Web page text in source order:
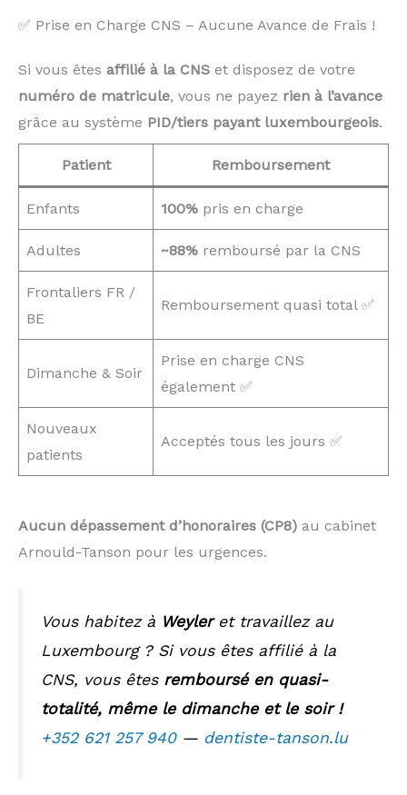
✅ Prise en Charge CNS – Aucune Avance de Frais !
Si vous êtes affilié à la CNS et disposez de votre
numéro de matricule, vous ne payez rien à l’avance
grâce au système PID/tiers payant luxembourgeois.
Patient Remboursement
Enfants 100% pris en charge
Adultes ~88% remboursé par la CNS
Frontaliers FR /
BE
Remboursement quasi total ✅
Dimanche & Soir
Prise en charge CNS
également ✅
Nouveaux
patients
Acceptés tous les jours ✅
Aucun dépassement d’honoraires (CP8) au cabinet
Arnould-Tanson pour les urgences.
Vous habitez à Weyleret travaillez au
Luxembourg ? Si vous êtes affilié à la
CNS, vous êtes remboursé en quasi-
totalité, même le dimanche et le soir !
+352 621 257 940— dentiste-tanson.lu